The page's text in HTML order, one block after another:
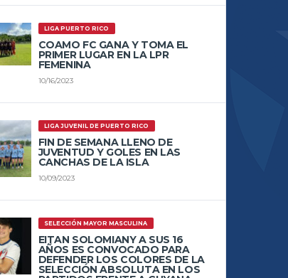
LIGA PUERTO RICO
COAMO FC GANA Y TOMA EL
PRIMER LUGAR EN LA LPR
FEMENINA
10/16/2023
LIGA JUVENIL DE PUERTO RICO
FIN DE SEMANA LLENO DE
JUVENTUD Y GOLES EN LAS
CANCHAS DE LA ISLA
10/09/2023
SELECCIÓN MAYOR MASCULINA
EITAN SOLOMIANY A SUS 16
AÑOS ES CONVOCADO PARA
DEFENDER LOS COLORES DE LA
SELECCIÓN ABSOLUTA EN LOS